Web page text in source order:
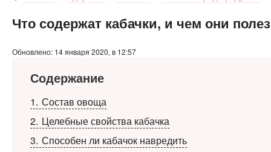
Что содержат кабачки, и чем они
Обновлено: 14 января 2020, в 12:57
Содержание
1 Состав овоща
2 Целебные свойства кабачка
3 Способен ли кабачок навредить